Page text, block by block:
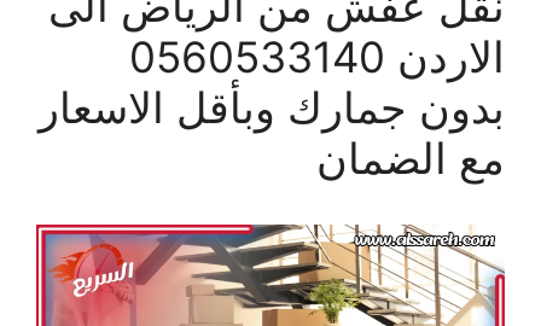
الاردن 0560533140
بدون جمارك وبأقل الاسعار
مع الضمان